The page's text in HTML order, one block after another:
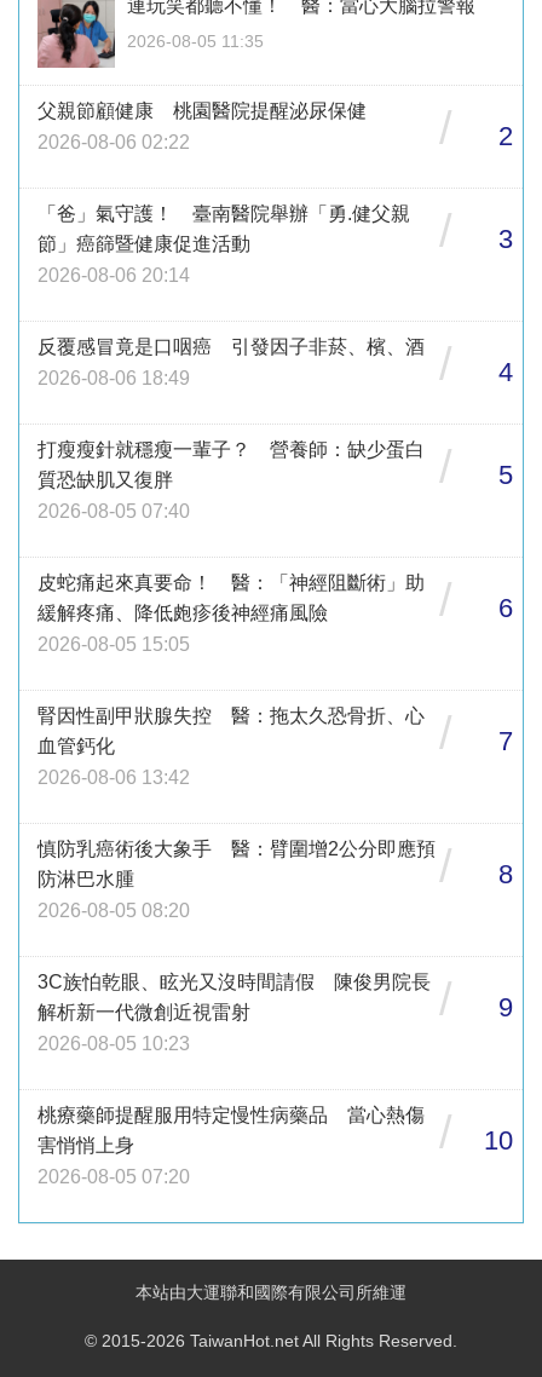
連玩笑都聽不懂！ 醫：當心大腦拉警報
2026-08-05 11:35
父親節顧健康 桃園醫院提醒泌尿保健
2026-08-06 02:22
/ 2
「爸」氣守護！ 臺南醫院舉辦「勇.健父親
節」癌篩暨健康促進活動
2026-08-06 20:14
/ 3
反覆感冒竟是口咽癌 引發因子非菸、檳、酒
2026-08-06 18:49
/ 4
打瘦瘦針就穩瘦一輩子？ 營養師：缺少蛋白
質恐缺肌又復胖
2026-08-05 07:40
/ 5
皮蛇痛起來真要命！ 醫：「神經阻斷術」助
緩解疼痛、降低皰疹後神經痛風險
2026-08-05 15:05
/ 6
腎因性副甲狀腺失控 醫：拖太久恐骨折、心
血管鈣化
2026-08-06 13:42
/ 7
慎防乳癌術後大象手 醫：臂圍增2公分即應預
防淋巴水腫
2026-08-05 08:20
/ 8
3C族怕乾眼、眩光又沒時間請假 陳俊男院長
解析新一代微創近視雷射
2026-08-05 10:23
/ 9
桃療藥師提醒服用特定慢性病藥品 當心熱傷
害悄悄上身
2026-08-05 07:20
/ 10
本站由大運聯和國際有限公司所維運
© 2015-2026 TaiwanHot.net All Rights Reserved.